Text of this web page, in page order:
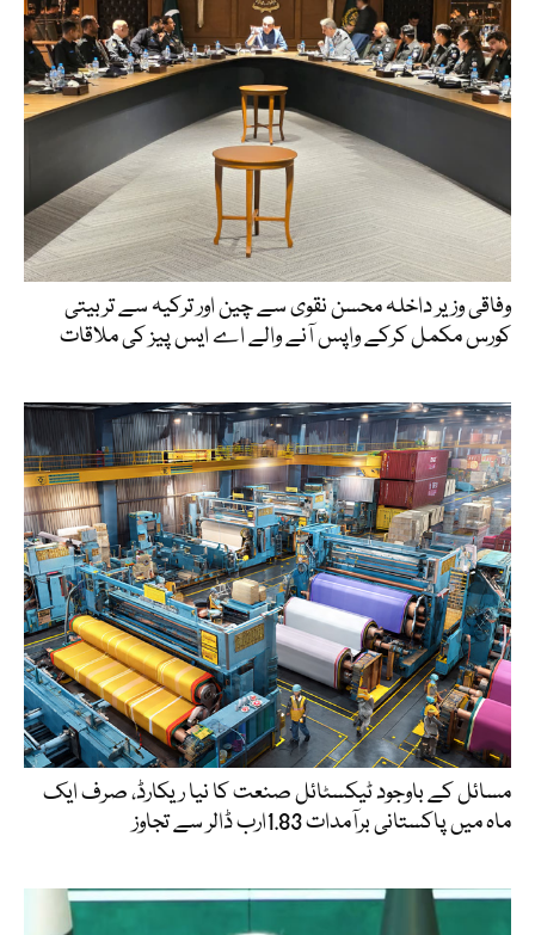
وفاقی وزیر داخلہ محسن نقوی سے چین اور ترکیہ سے تربیتی
کورس مکمل کرکے واپس آنے والے اے ایس پیز کی ملاقات
مسائل کے باوجود ٹیکسٹائل صنعت کا نیا ریکارڈ، صرف ایک
ماہ میں پاکستانی برآمدات 1.83ارب ڈالر سے تجاوز